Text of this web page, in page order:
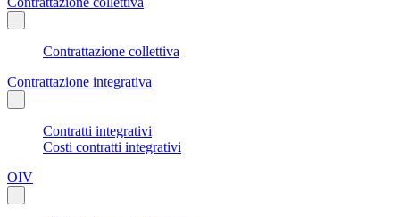
Contrattazione collettiva
Contrattazione integrativa
Contratti integrativi
Costi contratti integrativi
OIV